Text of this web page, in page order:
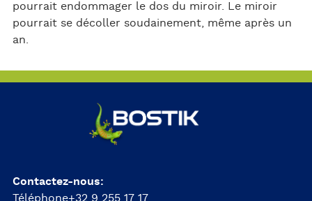
pourrait endommager le dos du miroir. Le miroir
pourrait se décoller soudainement, même après un
an.
Contactez-nous:
Téléphone+32 9 255 17 17